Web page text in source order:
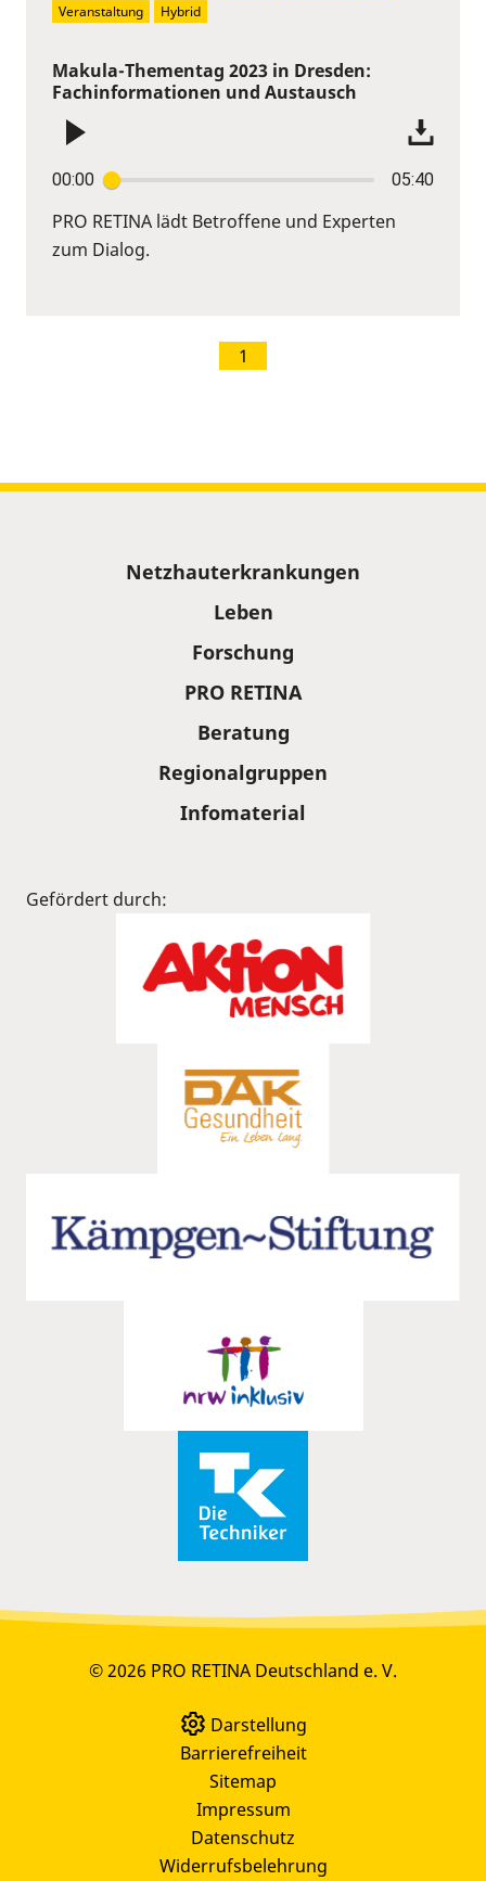
Makula-Thementag 2023 in Dresden:
Fachinformationen und Austausch
00:00 05:40
PRO RETINA lädt Betroffene und Experten
zum Dialog.
Veranstaltung
Hybrid
1
Netzhauterkrankungen
Leben
Forschung
PRO RETINA
Beratung
Regionalgruppen
Infomaterial
Gefördert durch:
© 2026 PRO RETINA Deutschland e. V.
Darstellung
Barrierefreiheit
Sitemap
Impressum
Datenschutz
Widerrufsbelehrung